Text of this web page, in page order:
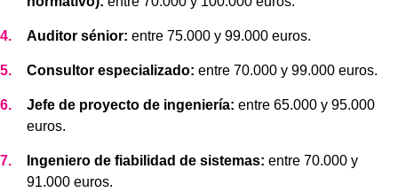
Auditor sénior: entre 75.000 y 99.000 euros.
Consultor especializado: entre 70.000 y 99.000 euros.
Jefe de proyecto de ingeniería: entre 65.000 y 95.000
euros.
Ingeniero de fiabilidad de sistemas: entre 70.000 y
91.000 euros.